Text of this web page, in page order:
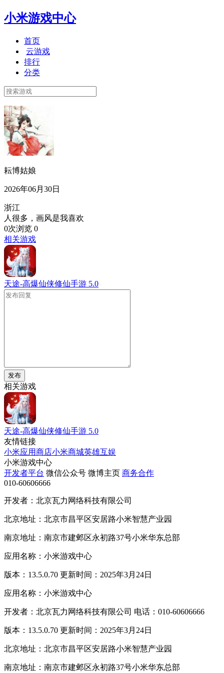
小米游戏中心
首页
云游戏
排行
分类
耘博姑娘
2026年06月30日
浙江
人很多，画风是我喜欢
0次浏览 0
相关游戏
天途-高爆仙侠修仙手游 5.0
发布
相关游戏
天途-高爆仙侠修仙手游 5.0
友情链接
小米应用商店小米商城英雄互娱
小米游戏中心
开发者平台 微信公众号 微博主页 商务合作
010-60606666
开发者：北京瓦力网络科技有限公司
北京地址：北京市昌平区安居路小米智慧产业园
南京地址：南京市建邺区永初路37号小米华东总部
应用名称：小米游戏中心
版本：13.5.0.70 更新时间：2025年3月24日
应用名称：小米游戏中心
开发者：北京瓦力网络科技有限公司 电话：010-60606666
版本：13.5.0.70 更新时间：2025年3月24日
北京地址：北京市昌平区安居路小米智慧产业园
南京地址：南京市建邺区永初路37号小米华东总部